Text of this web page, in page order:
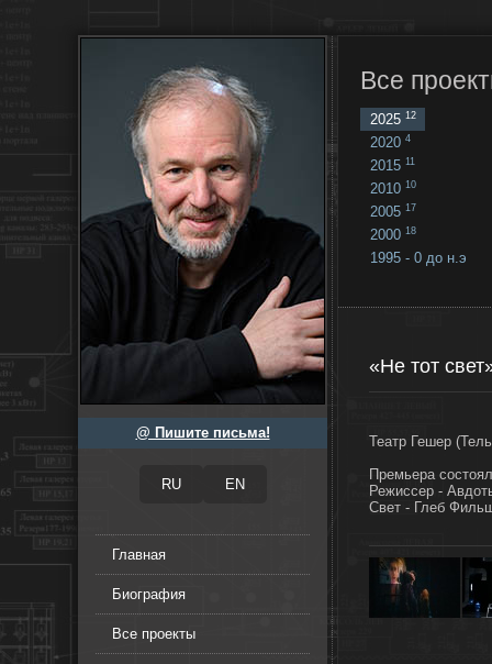
@ Пишите письма!
Главная
Биография
Все проекты
Все
2025 12
2020 4
2015 11
2010 10
2005 17
2000 18
1995 - 0 до н.э
«Не тот
Театр Гешер
Премьера
Режиссер -
Свет - Глеб